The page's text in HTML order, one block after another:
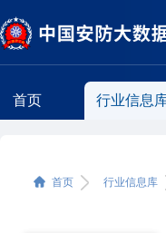
首页 行业信息
相关区域企业
首页 行业信息库